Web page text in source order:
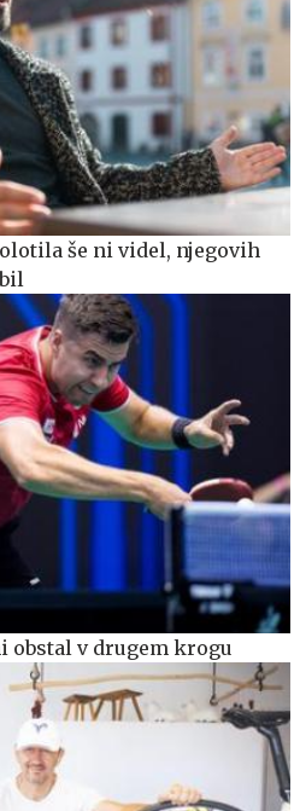
še ni videl, njegovih
obstal v drugem krogu